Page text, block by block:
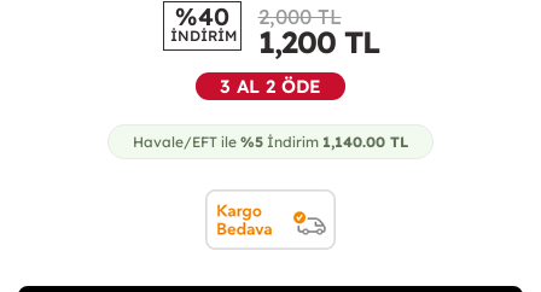
%40
İNDİRİM
2,000 TL
1,200TL
3 AL 2 ÖDE
Havale/EFT ile %5 İndirim 1,140.00 TL